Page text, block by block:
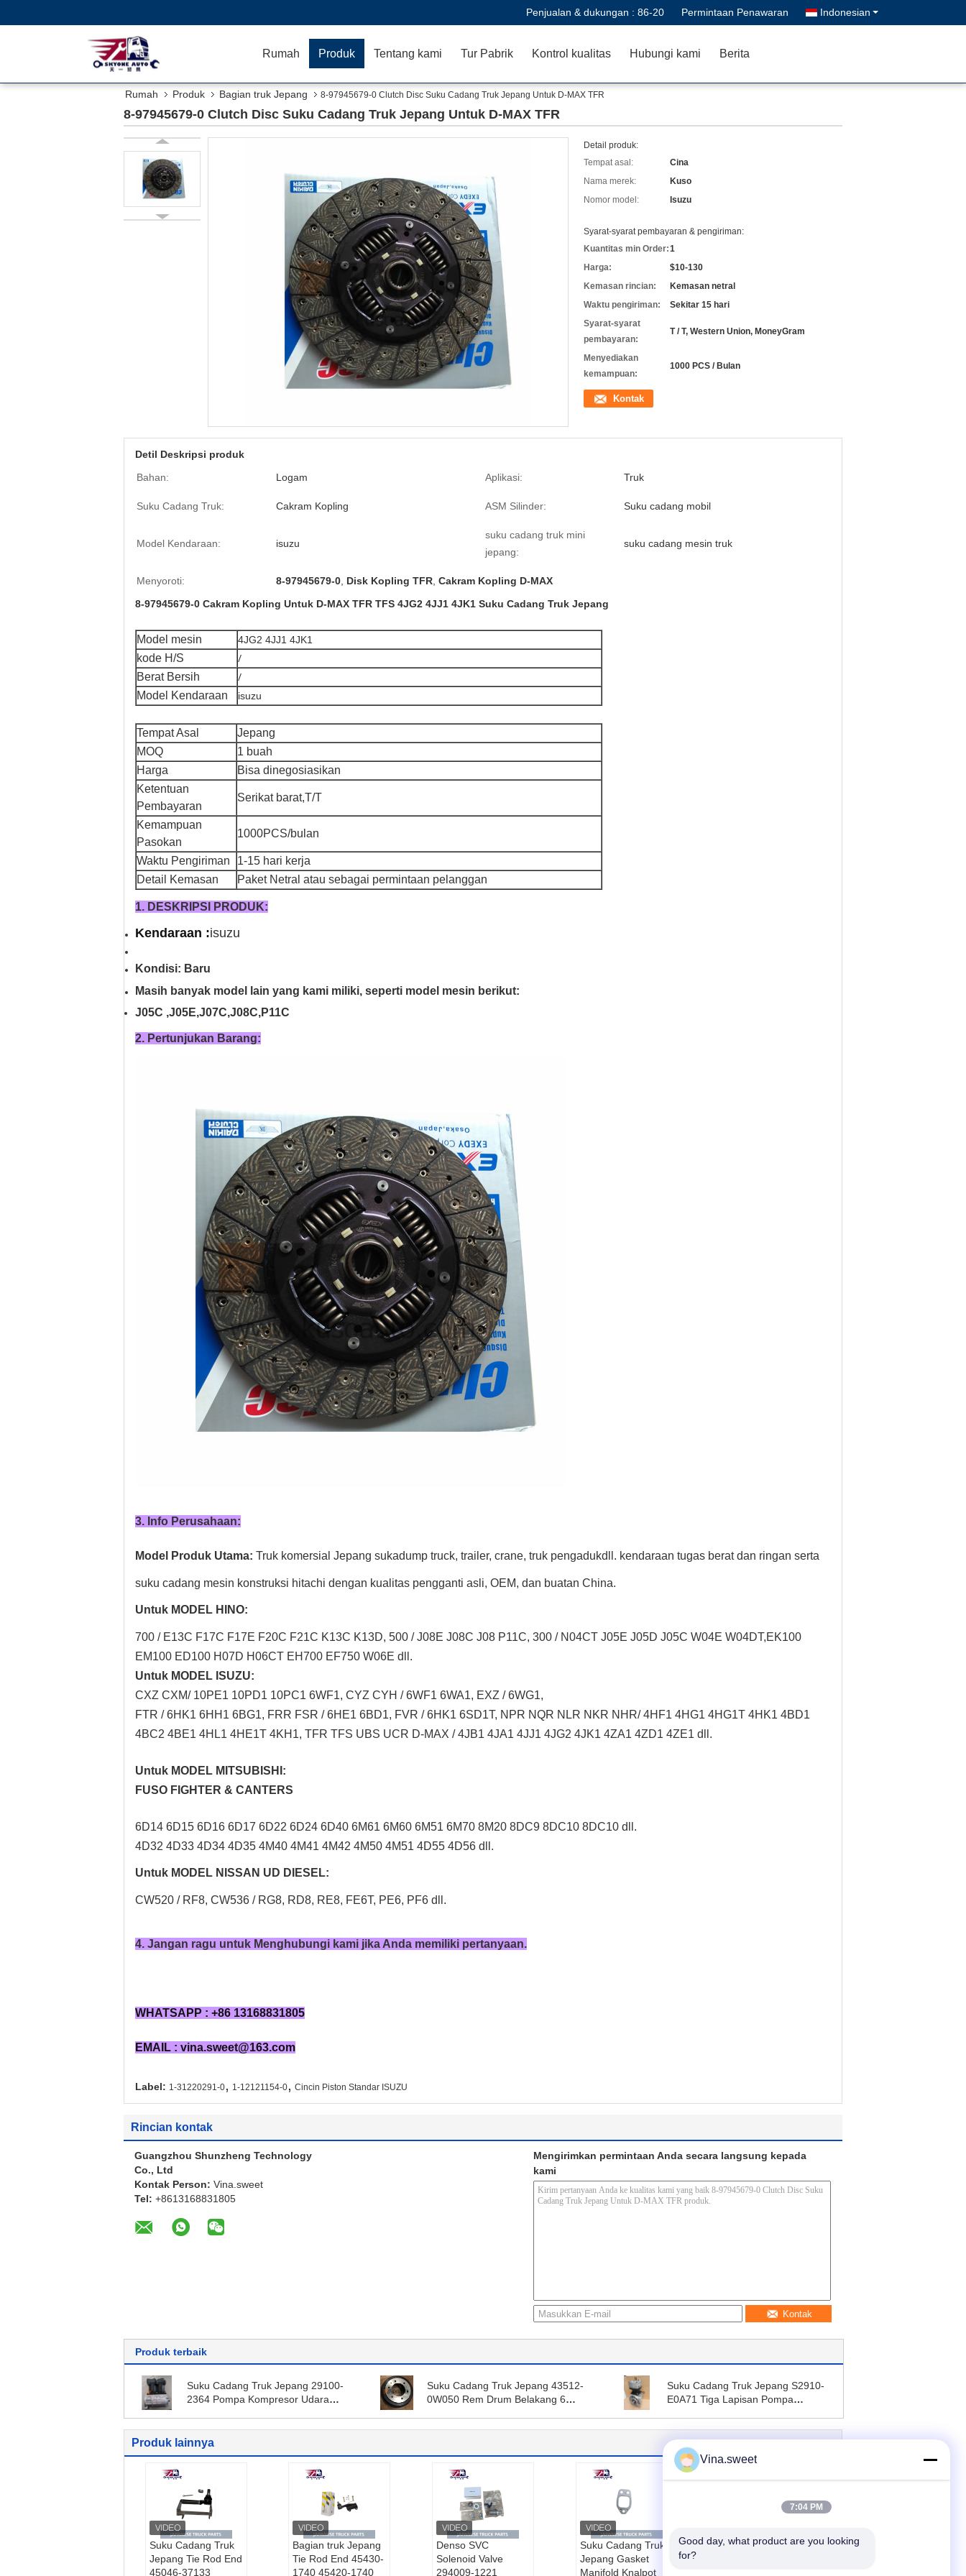
Penjualan & dukungan : 86-20 Permintaan Penawaran Indonesian
Rumah Produk Tentang kami Tur Pabrik Kontrol kualitas Hubungi kami Berita
Rumah Produk Bagian truk Jepang 8-97945679-0 Clutch Disc Suku Cadang Truk Jepang Untuk D-MAX TFR
8-97945679-0 Clutch Disc Suku Cadang Truk Jepang Untuk D-MAX TFR
Detail produk:
Tempat asal:
Cina
Nama merek:
Kuso
Nomor model:
Isuzu
Syarat-syarat pembayaran & pengiriman:
Kuantitas min Order:1
Harga:
$10-130
Kemasan rincian:
Kemasan netral
Waktu pengiriman:
Sekitar 15 hari
Syarat-syarat
pembayaran:
T / T, Western Union, MoneyGram
Menyediakan
kemampuan:
1000 PCS / Bulan
Kontak
Detil Deskripsi produk
Bahan:
Logam Aplikasi: Truk
Suku Cadang Truk: Cakram Kopling ASM Silinder: Suku cadang mobil
Model Kendaraan: isuzu
suku cadang truk mini
jepang:
suku cadang mesin truk
Menyoroti: 8-97945679-0 Disk Kopling TFR Cakram Kopling D-MAX
8-97945679-0 Cakram Kopling Untuk D-MAX TFR TFS 4JG2 4JJ1 4JK1 Suku Cadang Truk Jepang
Model mesin 4JG2 4JJ1 4JK1
kode H/S /
Berat Bersih /
Model Kendaraan isuzu
Tempat Asal
Jepang
MOQ
1 buah
Harga
Bisa dinegosiasikan
Ketentuan
Pembayaran
Serikat barat,T/T
Kemampuan
Pasokan
1000PCS/bulan
Waktu Pengiriman
1-15 hari kerja
Detail Kemasan
Paket Netral atau sebagai permintaan pelanggan
1. DESKRIPSI PRODUK:
Kendaraan :isuzu
Kondisi: Baru
Masih banyak model lain yang kami miliki, seperti model mesin berikut:
J05C ,J05E,J07C,J08C,P11C
2. Pertunjukan Barang:
3. Info Perusahaan:
Model Produk Utama: Truk komersial Jepang sukadump truck, trailer, crane, truk pengadukdll. kendaraan tugas berat dan ringan serta
suku cadang mesin konstruksi hitachi dengan kualitas pengganti asli, OEM, dan buatan China.
Untuk MODEL HINO:
700 / E13C F17C F17E F20C F21C K13C K13D, 500 / J08E J08C J08 P11C, 300 / N04CT J05E J05D J05C W04E W04DT,EK100
EM100 ED100 H07D H06CT EH700 EF750 W06E dll.
Untuk MODEL ISUZU:
CXZ CXM/ 10PE1 10PD1 10PC1 6WF1, CYZ CYH / 6WF1 6WA1, EXZ / 6WG1,
FTR / 6HK1 6HH1 6BG1, FRR FSR / 6HE1 6BD1, FVR / 6HK1 6SD1T, NPR NQR NLR NKR NHR/ 4HF1 4HG1 4HG1T 4HK1 4BD1
4BC2 4BE1 4HL1 4HE1T 4KH1, TFR TFS UBS UCR D-MAX / 4JB1 4JA1 4JJ1 4JG2 4JK1 4ZA1 4ZD1 4ZE1 dll.
Untuk MODEL MITSUBISHI:
FUSO FIGHTER & CANTERS
6D14 6D15 6D16 6D17 6D22 6D24 6D40 6M61 6M60 6M51 6M70 8M20 8DC9 8DC10 8DC10 dll.
4D32 4D33 4D34 4D35 4M40 4M41 4M42 4M50 4M51 4D55 4D56 dll.
Untuk MODEL NISSAN UD DIESEL:
CW520 / RF8, CW536 / RG8, RD8, RE8, FE6T, PE6, PF6 dll.
4. Jangan ragu untuk Menghubungi kami jika Anda memiliki pertanyaan.
WHATSAPP : +86 13168831805
EMAIL : vina.sweet@163.com
Label: 1-31220291-0, 1-12121154-0, Cincin Piston Standar ISUZU
Rincian kontak
Guangzhou Shunzheng Technology
Co., Ltd
Kontak Person: Vina.sweet
Tel: +8613168831805
Mengirimkan permintaan Anda secara langsung kepada
kami
Kontak
Produk terbaik
Suku Cadang Truk Jepang 29100-
2364 Pompa Kompresor Udara
Suku Cadang Truk Jepang 43512-
0W050 Rem Drum Belakang 6
Suku Cadang Truk Jepang S2910-
E0A71 Tiga Lapisan Pompa
HNTC
Produk lainnya
Suku Cadang Truk
Jepang Tie Rod End
45046-37133
Bagian truk Jepang
Tie Rod End 45430-
1740 45420-1740
Denso SVC
Solenoid Valve
294009-1221
Suku Cadang Truk
Jepang Gasket
Manifold Knalpot
Bagian truk Jepang
Vina.sweet
7:04 PM
Good day, what product are you looking
for?